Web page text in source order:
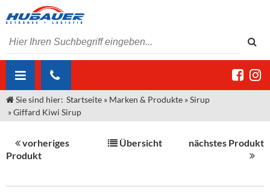
ÜBER UNS
Unser Liefergebiet
Angebote Gastronomie & Großhandel
MARKEN & PRODUKTE
Sie sind hier: Startseite » Marken & Produkte »Sirup
»Giffard Kiwi Sirup
vorheriges
Produkt
Übersicht nächstes Produkt